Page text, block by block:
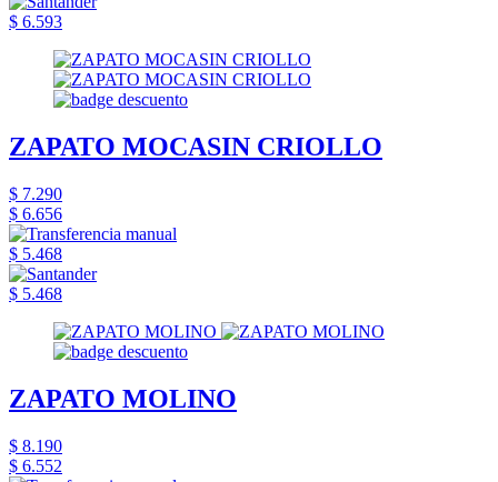
$ 6.593
ZAPATO MOCASIN CRIOLLO
$ 7.290
$ 6.656
$ 5.468
$ 5.468
ZAPATO MOLINO
$ 8.190
$ 6.552